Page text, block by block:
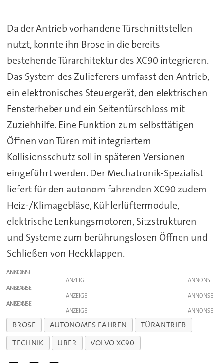
Da der Antrieb vorhandene Türschnittstellen
nutzt, konnte ihn Brose in die bereits
bestehende Türarchitektur des XC90 integrieren.
Das System des Zulieferers umfasst den Antrieb,
ein elektronisches Steuergerät, den elektrischen
Fensterheber und ein Seitentürschloss mit
Zuziehhilfe. Eine Funktion zum selbsttätigen
Öffnen von Türen mit integriertem
Kollisionsschutz soll in späteren Versionen
eingeführt werden. Der Mechatronik-Spezialist
liefert für den autonom fahrenden XC90 zudem
Heiz-/Klimagebläse, Kühlerlüftermodule,
elektrische Lenkungsmotoren, Sitzstrukturen
und Systeme zum berührungslosen Öffnen und
Schließen von Heckklappen.
ANZEIGE
ANZEIGE
ANZEIGE
ANZEIGE
ANZEIGE
ANZEIGE
BROSE AUTONOMES FAHREN
TÜRANTRIEB
TECHNIK
UBER VOLVO XC90